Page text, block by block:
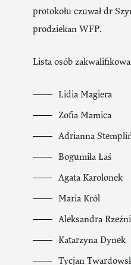
protokołu czuwał dr
prodziekan WFP.
Lista osób
Lidia Magiera
Zofia Mamica
Adrianna
Bogumiła Łaś
Agata Karolonek
Maria Król
Aleksandra
Katarzyna Dynek
Tycjan